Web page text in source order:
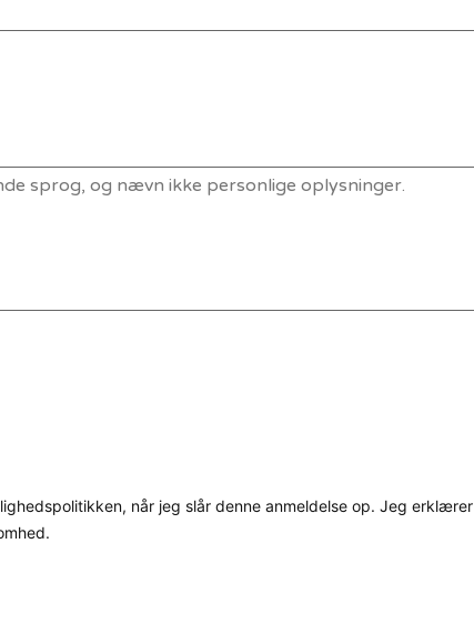
når jeg slår denne anmeldelse op. Jeg erklærer